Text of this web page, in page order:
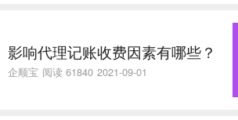
​影响代理记账收费因素有哪些？
企顺宝 阅读 61840 2021-09-01